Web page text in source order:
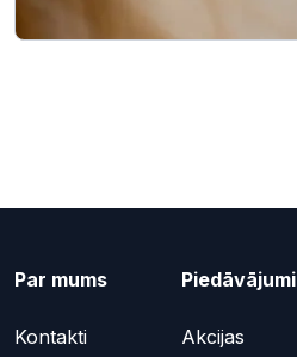
Par mums
Kontakti
Piedāvājumi
Akcijas